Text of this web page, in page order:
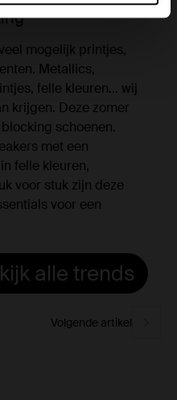
mogelijk printjes,
Metallics,
felle kleuren… wij
krijgen. Deze zomer
schoenen.
met een
felle kleuren,
voor stuk zijn deze
voor een
alle trends
Volgende artikel